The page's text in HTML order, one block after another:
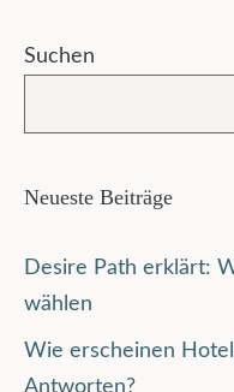
Suchen
Neueste Beiträge
Desire Path erklärt:
wählen
Wie erscheinen
Antworten?